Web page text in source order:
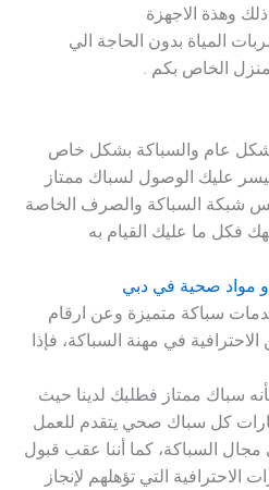
وهذة الاجهزة
المياة بدون الحاجة الي
الخاص بكم .
بشكل عام والسباكة بشكل خاص
عليك الوصول لسباك ممتاز
شبكة السباكة والصرف الخاصة
فكل ما عليك القيام به
مواد صحية في دبي
سباكة متميزة وعن ارقام
في مهنة السباكة، فإذا
سباك ممتاز فطلبك لدينا حيث
كل سباك صحي يتقدم للعمل
السباكة، كما أننا عقب قبول
الاحترافية التي تؤهلهم لإنجاز